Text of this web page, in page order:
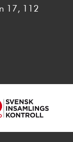
17, 112